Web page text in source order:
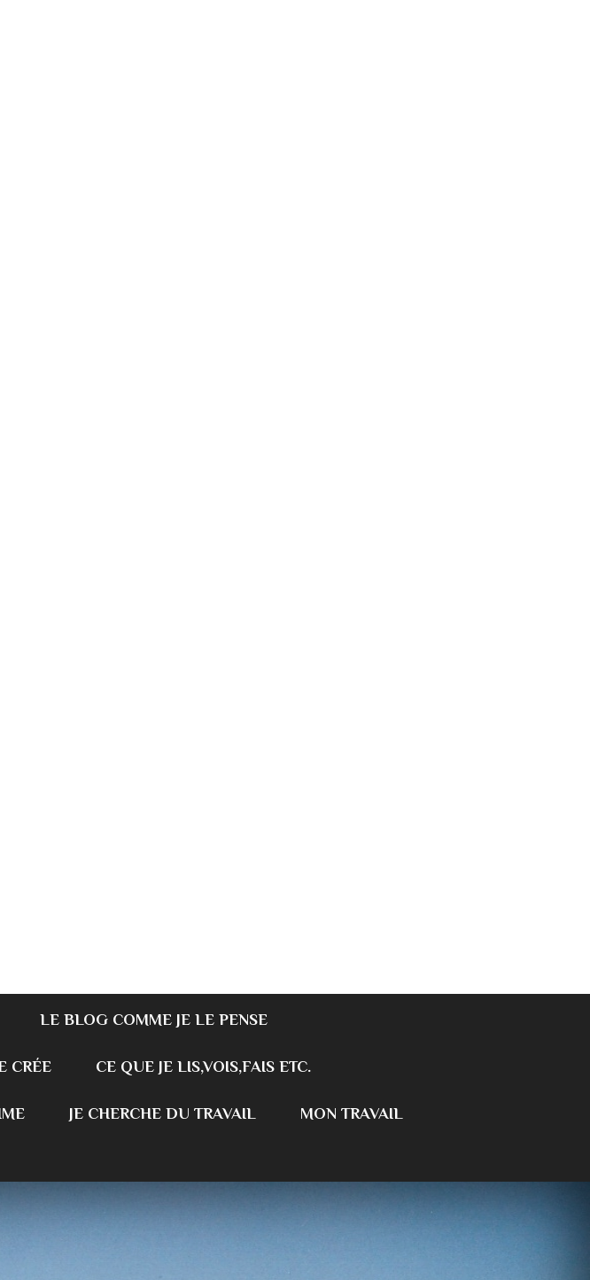
LE BLOG COMME JE LE PENSE
CRÉE CE QUE JE LIS,VOIS,FAIS ETC.
JE CHERCHE DU TRAVAIL MON TRAVAIL